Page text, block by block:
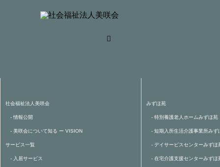
社会福祉法人美咲会
- 情報公開
- 美咲会について知る ー VISION
サービス一覧
- 入居サービス
みずほ苑
- 特別養護老人ホームみずほ苑
- 短期入所生活介護事業所みず
- デイサービスセンターみずほ
- 在宅介護支援センターみずほ